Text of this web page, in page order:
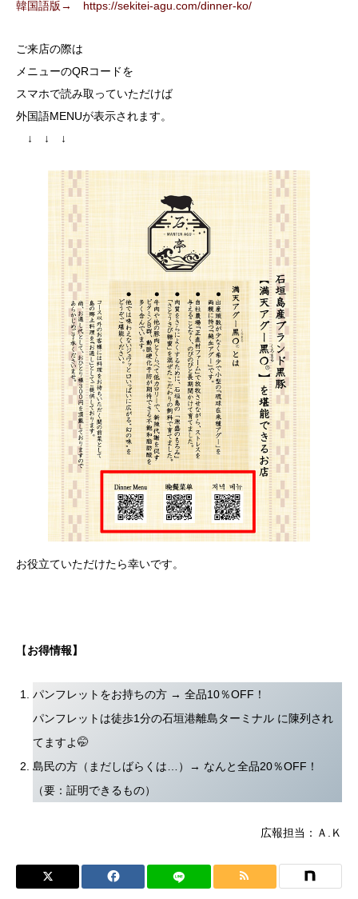
韓国語版→ https://sekitei-agu.com/dinner-ko/
ご来店の際は
メニューのQRコードを
スマホで読み取っていただけば
外国語MENUが表示されます。
↓ ↓ ↓
お役立ていただけたら幸いです。
【お得情報】
パンフレットをお持ちの方 → 全品10％OFF！
パンフレットは徒歩1分の石垣港離島ターミナル に陳列され
てますよ🤭
島民の方（まだしばらくは…）→ なんと全品20％OFF！
（要：証明できるもの）
広報担当：Ａ.Ｋ